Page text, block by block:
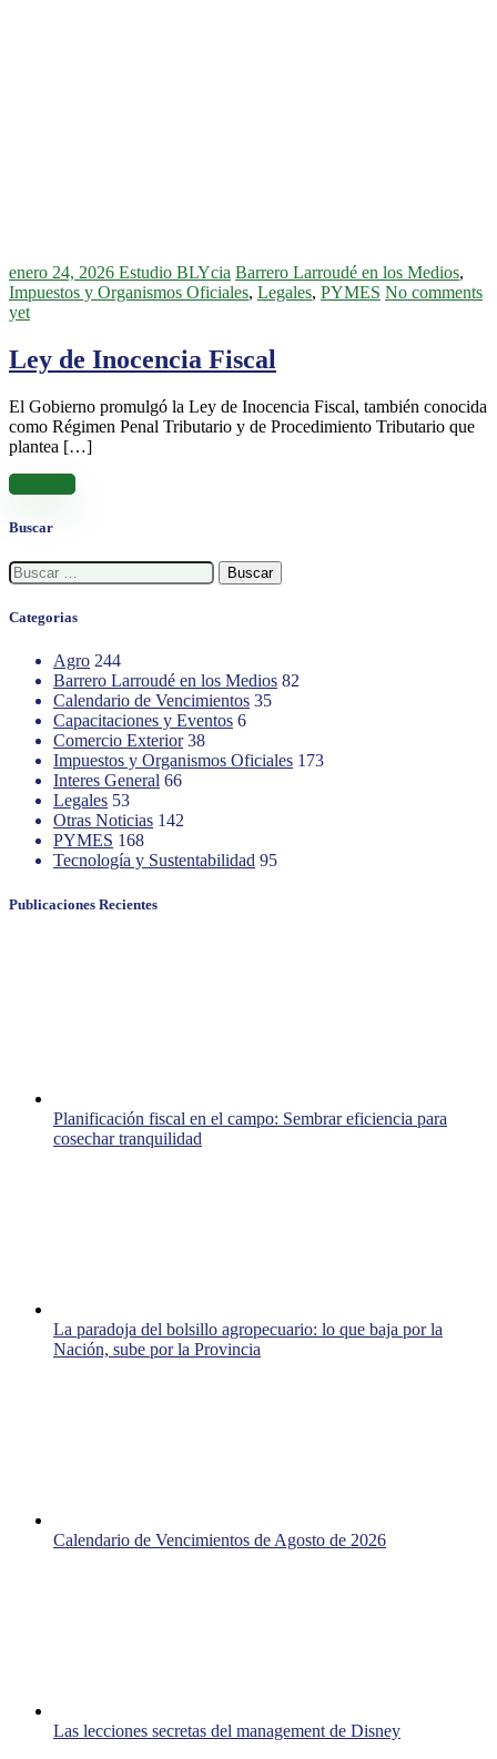
enero 24, 2026 Estudio BLYcia Barrero Larroudé en los Medios,
Impuestos y Organismos Oficiales, Legales, PYMES No comments
yet
Ley de Inocencia Fiscal
El Gobierno promulgó la Ley de Inocencia Fiscal, también conocida
como Régimen Penal Tributario y de Procedimiento Tributario que
plantea […]
Buscar
Buscar:
Categorias
Agro 244
Barrero Larroudé en los Medios 82
Calendario de Vencimientos 35
Capacitaciones y Eventos 6
Comercio Exterior 38
Impuestos y Organismos Oficiales 173
Interes General 66
Legales 53
Otras Noticias 142
PYMES 168
Tecnología y Sustentabilidad 95
Publicaciones Recientes
Planificación fiscal en el campo: Sembrar eficiencia para
cosechar tranquilidad
La paradoja del bolsillo agropecuario: lo que baja por la
Nación, sube por la Provincia
Calendario de Vencimientos de Agosto de 2026
Las lecciones secretas del management de Disney